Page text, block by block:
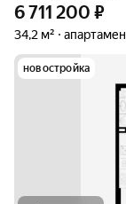
6 711 200 ₽
34,2 м²
новостройка